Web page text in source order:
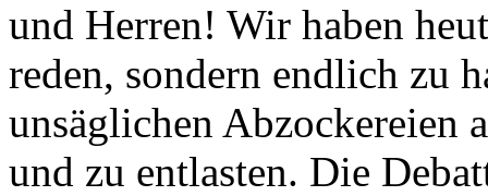
und Herren! Wir haben
reden, sondern endlich zu
unsäglichen Abzockereien
und zu entlasten. Die